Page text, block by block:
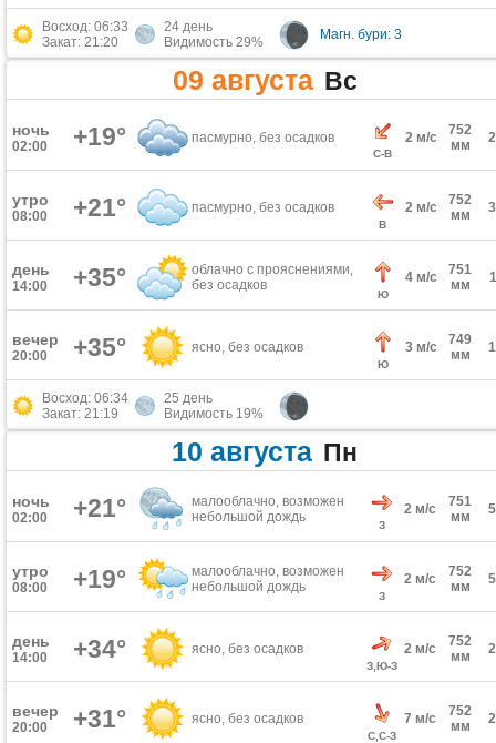
Восход: 06:33
Закат: 21:20
24 день
Видимость 29%
Магн. бури: 3
09 августа Вс
ночь
02:00 +19° пасмурно, без осадков
С-В
2 м/с
752
мм
утро
08:00 +21° пасмурно, без осадков
В
2 м/с
752
мм
день
14:00 +35°
облачно с прояснениями,
без осадков
Ю
4 м/с
751
мм
вечер
20:00 +35° ясно, без осадков
Ю
3 м/с
749
мм
Восход: 06:34
Закат: 21:19
25 день
Видимость 19%
10 августа Пн
ночь
02:00 +21°
малооблачно, возможен
небольшой дождь
З
2 м/с
751
мм
утро
08:00 +19°
малооблачно, возможен
небольшой дождь
З
2 м/с
752
мм
день
14:00 +34° ясно, без осадков
З,Ю-З
2 м/с
752
мм
вечер
20:00 +31° ясно, без осадков
С,С-З
7 м/с
752
мм